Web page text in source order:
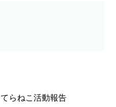
てらねこ活動報告